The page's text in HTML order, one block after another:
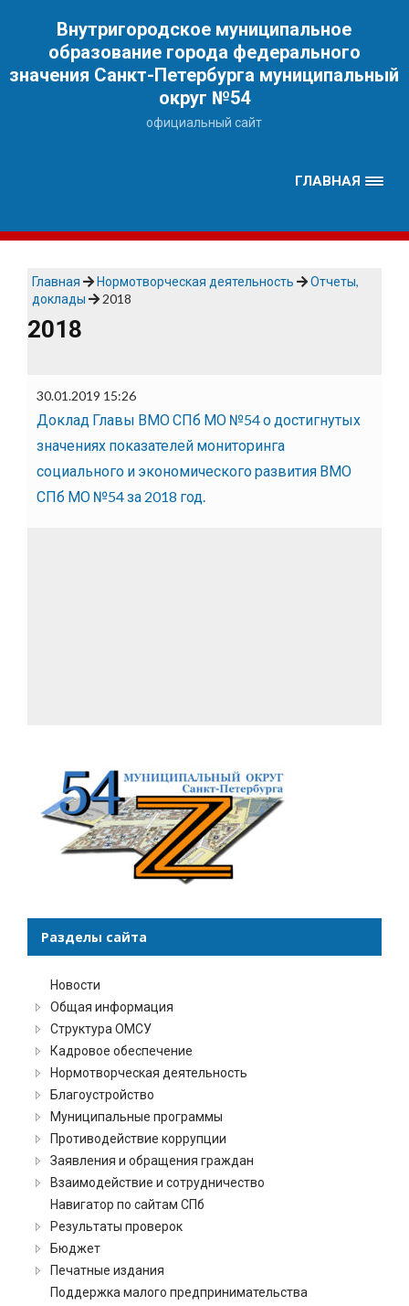
Внутригородское муниципальное
образование города федерального
значения Санкт-Петербурга муниципальный
округ №54
официальный сайт
ГЛАВНАЯ
Главная Нормотворческая деятельность
Отчеты,
доклады
2018
2018
30.01.2019 15:26
Доклад Главы ВМО СПб МО №54 о достигнутых
значениях показателей мониторинга
социального и экономического развития ВМО
СПб МО №54 за 2018 год.
Разделы сайта
Новости
Общая информация
Структура ОМСУ
Кадровое обеспечение
Нормотворческая деятельность
Благоустройство
Муниципальные программы
Противодействие коррупции
Заявления и обращения граждан
Взаимодействие и сотрудничество
Навигатор по сайтам СПб
Результаты проверок
Бюджет
Печатные издания
Поддержка малого предпринимательства